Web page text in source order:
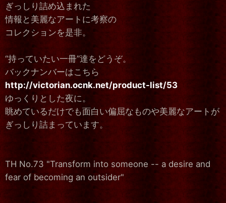
ぎっしり詰め込まれた
情報と美麗なアートに考察の
コレクションを是非。
“持っていたい一冊”達をどうぞ。
バックナンバーはこちら
http://victorian.ocnk.net/product-list/53
ゆっくりとした夜に。
眺めているだけでも面白い偏屈なものや美麗なアートが
ぎっしり詰まっています。
TH No.73 "Transform into someone -- a desire and
fear of becoming an outsider"